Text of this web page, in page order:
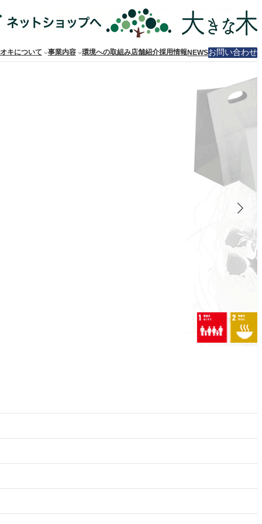
キについて 事業内容 環境への取組み店舗紹介採用情報NEWSお問い合わせ